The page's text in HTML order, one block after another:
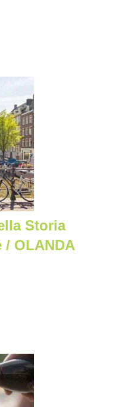
Storia
OLANDA